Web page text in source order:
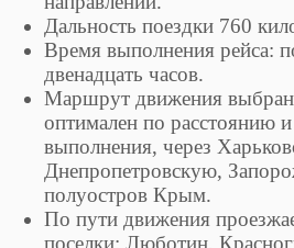
Дальность поездки 760
Время выполнения рейса:
двенадцать часов.
Маршрут движения
оптимален по расстоянию
выполнения, через
Днепропетровскую,
полуостров Крым.
По пути движения
поселки: Люботин,